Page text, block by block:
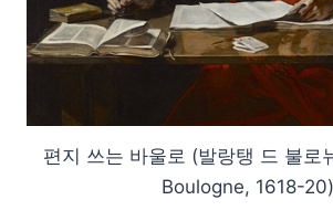
편지 쓰는 바울로 (발랑탱 드 불로
Boulogne, 1618-20)